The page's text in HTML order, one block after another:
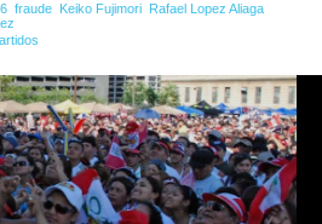
fraude Keiko Fujimori
Rafael Lopez Aliaga